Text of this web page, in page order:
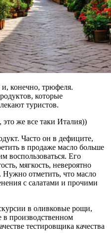
которые
туристов.
же все таки Италия))
Часто он в дефиците,
в продаже масло больше
воспользоваться. Его
мягкость, невероятно
отметить, что масло
с салатами и прочими
в оливковые рощи,
в производственном
тестировщика качества